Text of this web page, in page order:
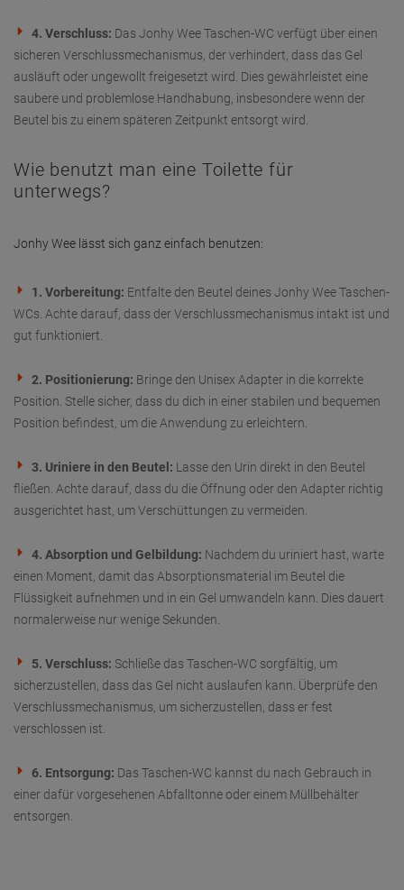
4. Verschluss: Das Jonhy Wee Taschen-WC verfügt über einen
sicheren Verschlussmechanismus, der verhindert, dass das Gel
ausläuft oder ungewollt freigesetzt wird. Dies gewährleistet eine
saubere und problemlose Handhabung, insbesondere wenn der
Beutel bis zu einem späteren Zeitpunkt entsorgt wird.
Wie benutzt man eine Toilette für
unterwegs?
Jonhy Wee lässt sich ganz einfach benutzen:
1. Vorbereitung: Entfalte den Beutel deines Jonhy Wee Taschen-
WCs. Achte darauf, dass der Verschlussmechanismus intakt ist und
gut funktioniert.
2. Positionierung: Bringe den Unisex Adapter in die korrekte
Position. Stelle sicher, dass du dich in einer stabilen und bequemen
Position befindest, um die Anwendung zu erleichtern.
3. Uriniere in den Beutel: Lasse den Urin direkt in den Beutel
fließen. Achte darauf, dass du die Öffnung oder den Adapter richtig
ausgerichtet hast, um Verschüttungen zu vermeiden.
4. Absorption und Gelbildung: Nachdem du uriniert hast, warte
einen Moment, damit das Absorptionsmaterial im Beutel die
Flüssigkeit aufnehmen und in ein Gel umwandeln kann. Dies dauert
normalerweise nur wenige Sekunden.
5. Verschluss: Schließe das Taschen-WC sorgfältig, um
sicherzustellen, dass das Gel nicht auslaufen kann. Überprüfe den
Verschlussmechanismus, um sicherzustellen, dass er fest
verschlossen ist.
6. Entsorgung: Das Taschen-WC kannst du nach Gebrauch in
einer dafür vorgesehenen Abfalltonne oder einem Müllbehälter
entsorgen.